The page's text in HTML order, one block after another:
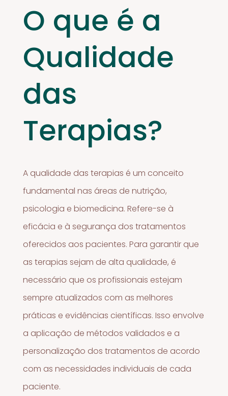
O que é a
Qualidade
das
Terapias?
A qualidade das terapias é um conceito
fundamental nas áreas de nutrição,
psicologia e biomedicina. Refere-se à
eficácia e à segurança dos tratamentos
oferecidos aos pacientes. Para garantir que
as terapias sejam de alta qualidade, é
necessário que os profissionais estejam
sempre atualizados com as melhores
práticas e evidências científicas. Isso envolve
a aplicação de métodos validados e a
personalização dos tratamentos de acordo
com as necessidades individuais de cada
paciente.